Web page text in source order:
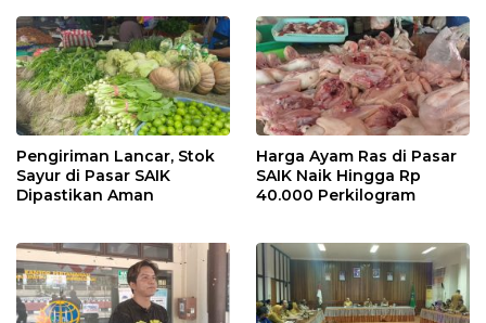
Pengiriman Lancar, Stok
Sayur di Pasar SAIK
Dipastikan Aman
Harga Ayam Ras di Pasar
SAIK Naik Hingga Rp
40.000 Perkilogram